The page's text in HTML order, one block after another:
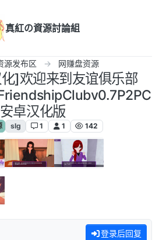
真紅の資源討論組
源发布区 网赚盘资源
]欢迎来到友谊俱乐部
卓汉化版
slg 1 1 142
登录后回复